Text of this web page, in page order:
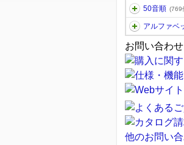
50音順 (769
アルファベ
お問い合わせ
他のお問い